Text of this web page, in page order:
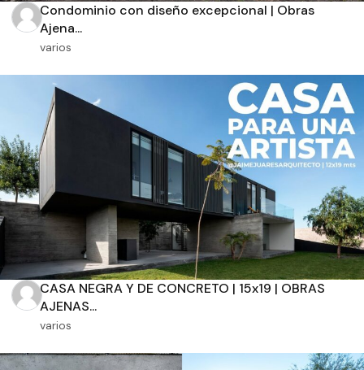
Condominio con diseño excepcional | Obras
Ajena...
varios
CASA NEGRA Y DE CONCRETO | 15x19 | OBRAS
AJENAS...
varios
m2 de terreno